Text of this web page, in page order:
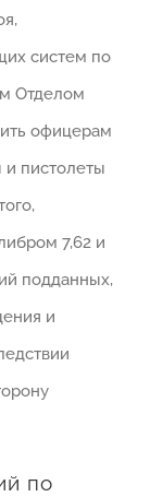
систем по
Отделом
офицерам
и пистолеты
7,62 и
подданных,
и
по